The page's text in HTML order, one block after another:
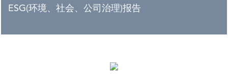
ESG(环境、社会、公司治理)报告